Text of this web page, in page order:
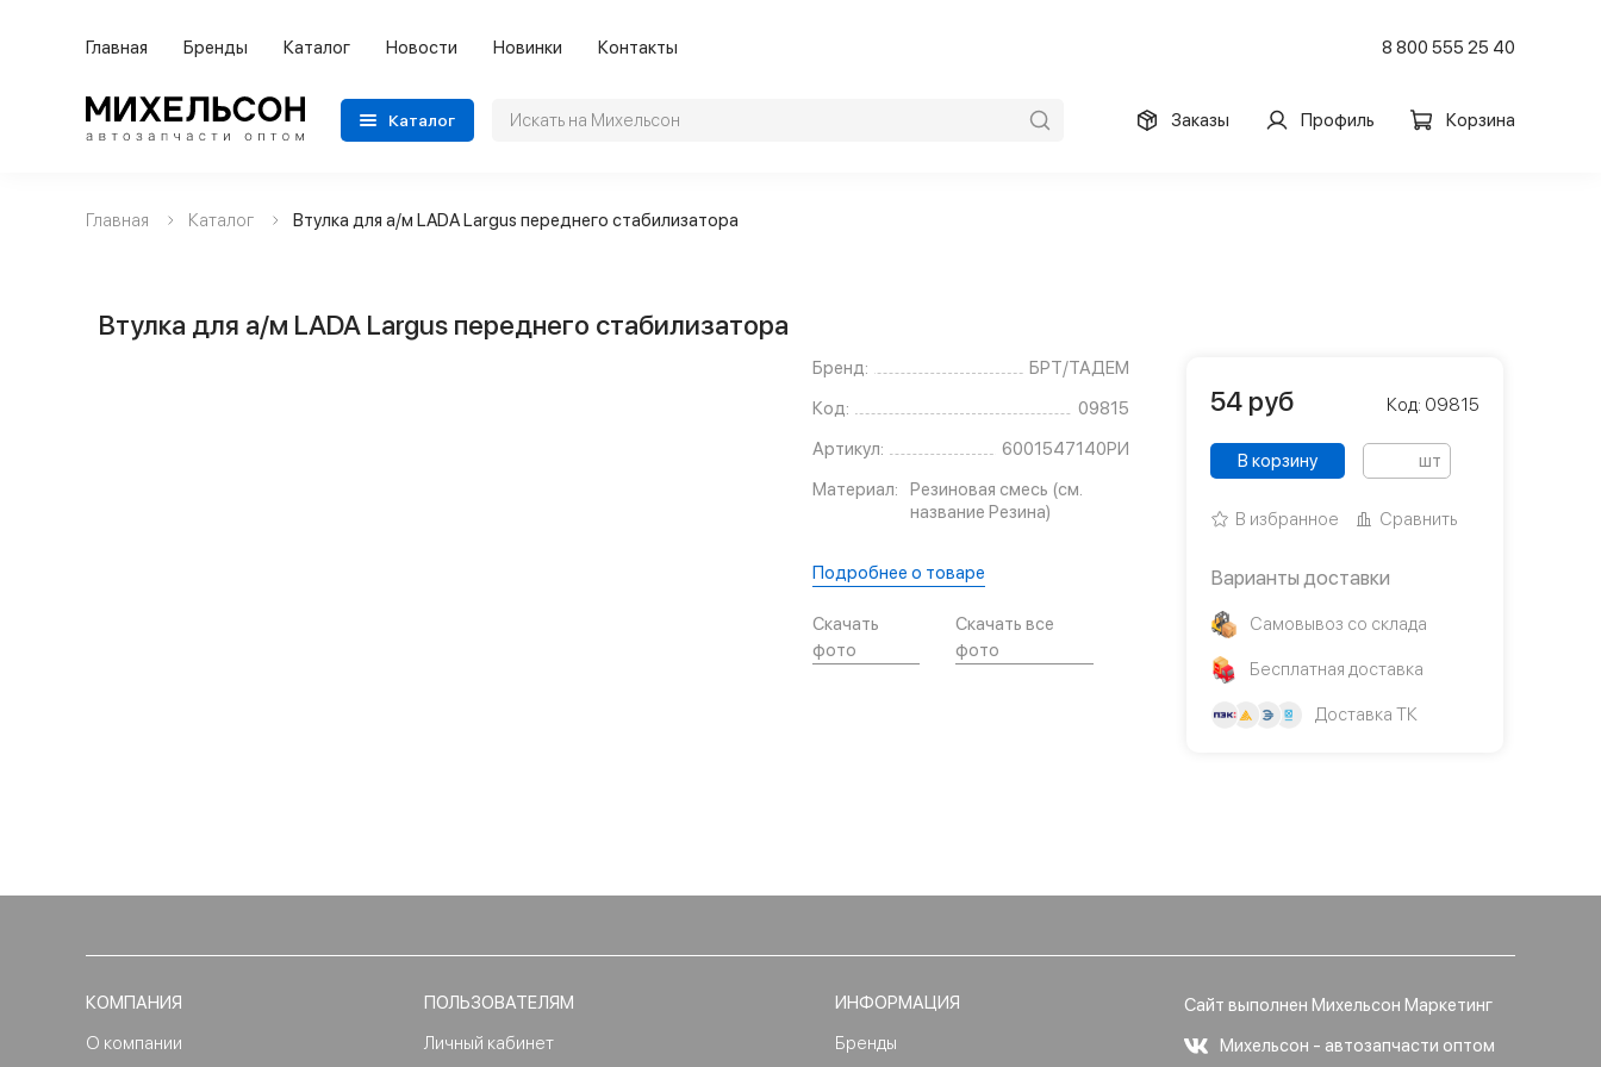
Главная Бренды Каталог Новости Новинки Контакты 8 800 555 25 40
Каталог Заказы Профиль Корзина
Применяемость
Категории автозапчастей
Главная Каталог Втулка для а/м LADA Largus переднего стабилизатора
Втулка для а/м LADA Largus переднего стабилизатора
Бренд:
БРТ/ТАДЕМ
Код:
09815
Артикул:
6001547140РИ
Материал:
Резиновая смесь (см.
название Резина)
Подробнее о товаре
Скачать
фото
Скачать все
фото
54 руб Код: 09815
В корзину шт
В избранное Сравнить
Варианты доставки
Самовывоз со склада
Бесплатная доставка
Доставка ТК
КОМПАНИЯ
О компании
ПОЛЬЗОВАТЕЛЯМ
Личный кабинет
ИНФОРМАЦИЯ
Бренды
Сайт выполнен Михельсон Маркетинг
Михельсон - автозапчасти оптом